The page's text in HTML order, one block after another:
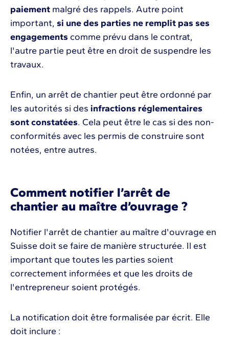
paiement malgré des rappels. Autre point
important, si une des parties ne remplit pas ses
engagements comme prévu dans le contrat,
l'autre partie peut être en droit de suspendre les
travaux.
Enfin, un arrêt de chantier peut être ordonné par
les autorités si des infractions réglementaires
sont constatées. Cela peut être le cas si des non-
conformités avec les permis de construire sont
notées, entre autres.
Comment notifier l’arrêt de
chantier au maître d’ouvrage ?
Notifier l'arrêt de chantier au maître d'ouvrage en
Suisse doit se faire de manière structurée. Il est
important que toutes les parties soient
correctement informées et que les droits de
l'entrepreneur soient protégés.
La notification doit être formalisée par écrit. Elle
doit inclure :